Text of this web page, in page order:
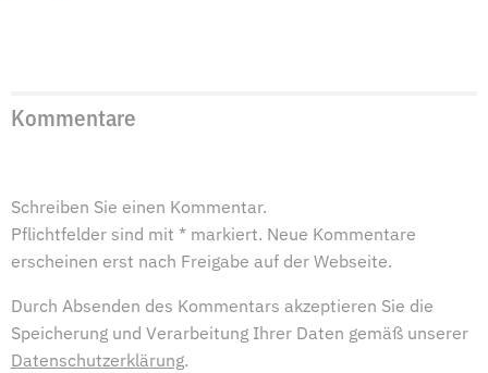
Kommentare
Schreiben Sie einen Kommentar.
Pflichtfelder sind mit * markiert. Neue Kommentare
erscheinen erst nach Freigabe auf der Webseite.
Durch Absenden des Kommentars akzeptieren Sie die
Speicherung und Verarbeitung Ihrer Daten gemäß unserer
Datenschutzerklärung.